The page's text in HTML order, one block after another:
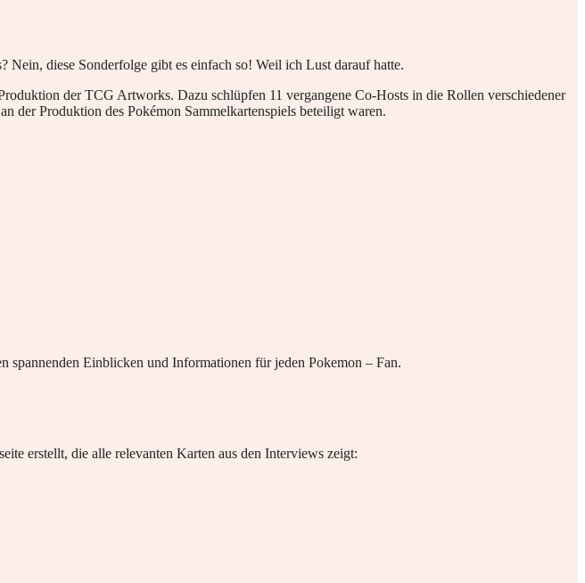
Nein, diese Sonderfolge gibt es einfach so! Weil ich Lust darauf hatte.
der TCG Artworks. Dazu schlüpfen 11 vergangene Co-Hosts in die Rollen verschiedener
der Produktion des Pokémon Sammelkartenspiels beteiligt waren.
spannenden Einblicken und Informationen für jeden Pokemon – Fan.
erstellt, die alle relevanten Karten aus den Interviews zeigt: